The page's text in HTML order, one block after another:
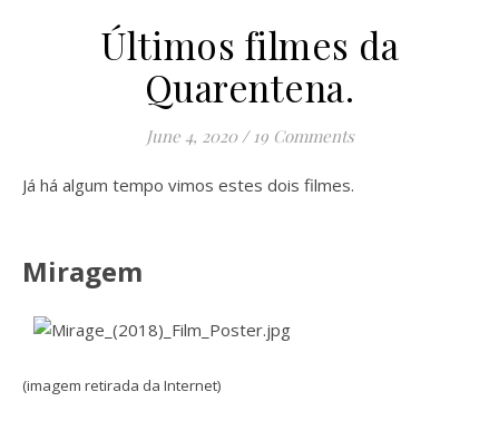
Últimos filmes da
Quarentena.
June 4, 2020 / 19 Comments
Já há algum tempo vimos estes dois filmes.
Miragem
(imagem retirada da Internet)